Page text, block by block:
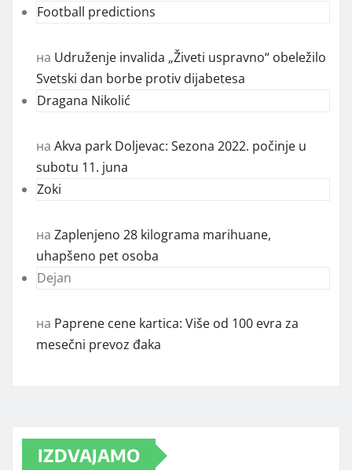
Football predictions
на Udruženje invalida „Živeti uspravno“ obeležilo
Svetski dan borbe protiv dijabetesa
Dragana Nikolić
на Akva park Doljevac: Sezona 2022. počinje u
subotu 11. juna
Zoki
на Zaplenjeno 28 kilograma marihuane,
uhapšeno pet osoba
Dejan
на Paprene cene kartica: Više od 100 evra za
mesečni prevoz đaka
IZDVAJAMO